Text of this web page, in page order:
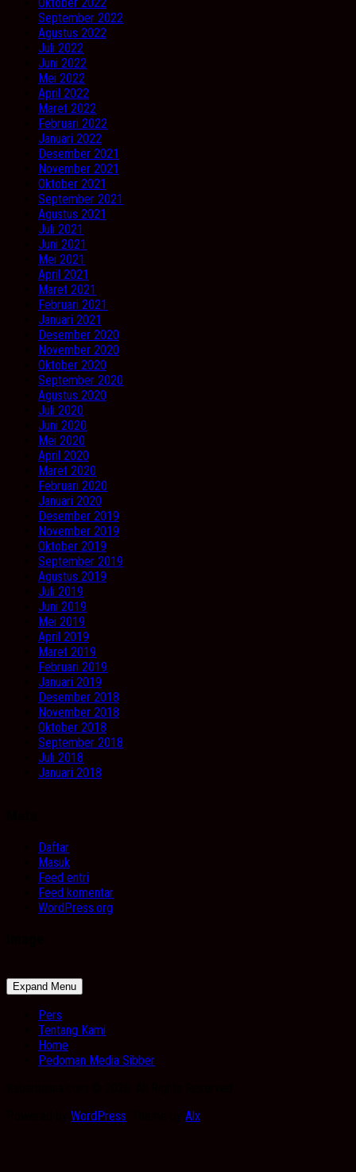
September 2022
Agustus 2022
Juli 2022
Juni 2022
Mei 2022
April 2022
Maret 2022
Februari 2022
Januari 2022
Desember 2021
November 2021
Oktober 2021
September 2021
Agustus 2021
Juli 2021
Juni 2021
Mei 2021
April 2021
Maret 2021
Februari 2021
Januari 2021
Desember 2020
November 2020
Oktober 2020
September 2020
Agustus 2020
Juli 2020
Juni 2020
Mei 2020
April 2020
Maret 2020
Februari 2020
Januari 2020
Desember 2019
November 2019
Oktober 2019
September 2019
Agustus 2019
Juli 2019
Juni 2019
Mei 2019
April 2019
Maret 2019
Februari 2019
Januari 2019
Desember 2018
November 2018
Oktober 2018
September 2018
Juli 2018
Januari 2018
Daftar
Masuk
Feed entri
Feed komentar
WordPress.org
Expand Menu
Pers
Tentang Kami
Home
Pedoman Media Sibber
WordPress Alx